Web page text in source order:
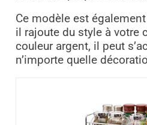
Ce modèle est
il rajoute du style à votre
couleur argent, il peut
n’importe quelle